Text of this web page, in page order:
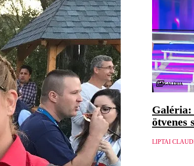
Galéria
Galéria:
ötvenes
LIPTAI